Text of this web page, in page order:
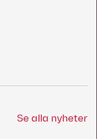
Se alla nyheter